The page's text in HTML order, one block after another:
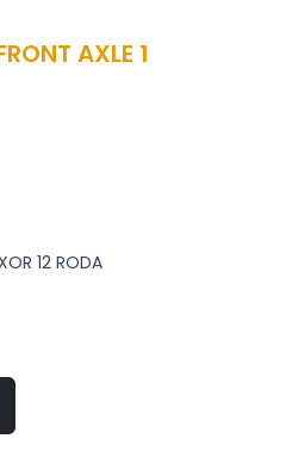
AXLE 1
12 RODA